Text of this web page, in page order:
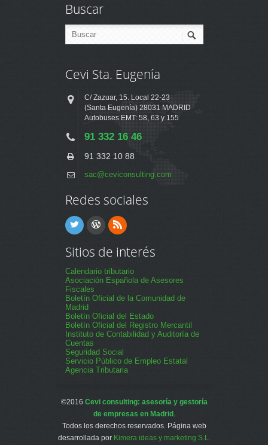
Buscar
Cevi Sta. Eugenía
C/ Zazuar, 15. Local 22-23
(Santa Eugenía) 28031 MADRID
Autobuses EMT: 58, 63 y 155
91 332 16 46
91 332 10 88
sac@ceviconsulting.com
Redes sociales
Sitios de interés
Calendario tributario
Asociación Española de Asesores
Fiscales
Boletín Oficial de la Comunidad de
Madrid
Boletín Oficial del Estado
Boletín Oficial del Registro Mercantil
Instituto de Contabilidad y Auditoría de
Cuentas
Seguridad Social
Servicio Público de Empleo Estatal
Agencia Tributaria
©2016 Cevi consulting: asesoría y gestoría
de empresas en Madrid .
Todos los derechos reservados. Página web
desarrollada por Kimera ideas y marketing S.L.